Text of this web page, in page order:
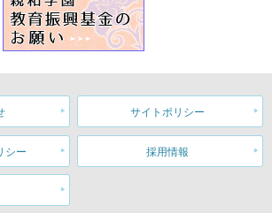
サイトポリシー
シー 採用情報